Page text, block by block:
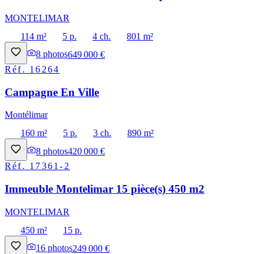
MONTELIMAR
114 m²
5 p. 4 ch.
801 m²
8 photos649 000 €
Réf. 16264
Campagne En Ville
Montélimar
160 m²
5 p. 3 ch.
890 m²
8 photos420 000 €
Réf. 17361-2
Immeuble Montelimar 15 pièce(s) 450 m2
MONTELIMAR
450 m²
15 p.
16 photos249 000 €